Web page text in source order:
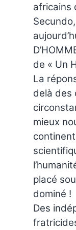
africains
de « Un
La
delà des
mieux
placé
dominé !
Des